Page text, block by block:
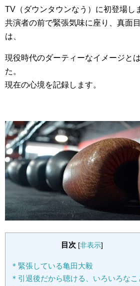
TV（ダウンタウンなう）に初登場し
共演者の前で緊張気味に座り、真面
は、
現役時代のダーティーなイメージと
た。
現在の心境を記録します。
目次 [非表示]
＊緊張している亀田大毅
＊引退後だから聴ける、いろいろなこ